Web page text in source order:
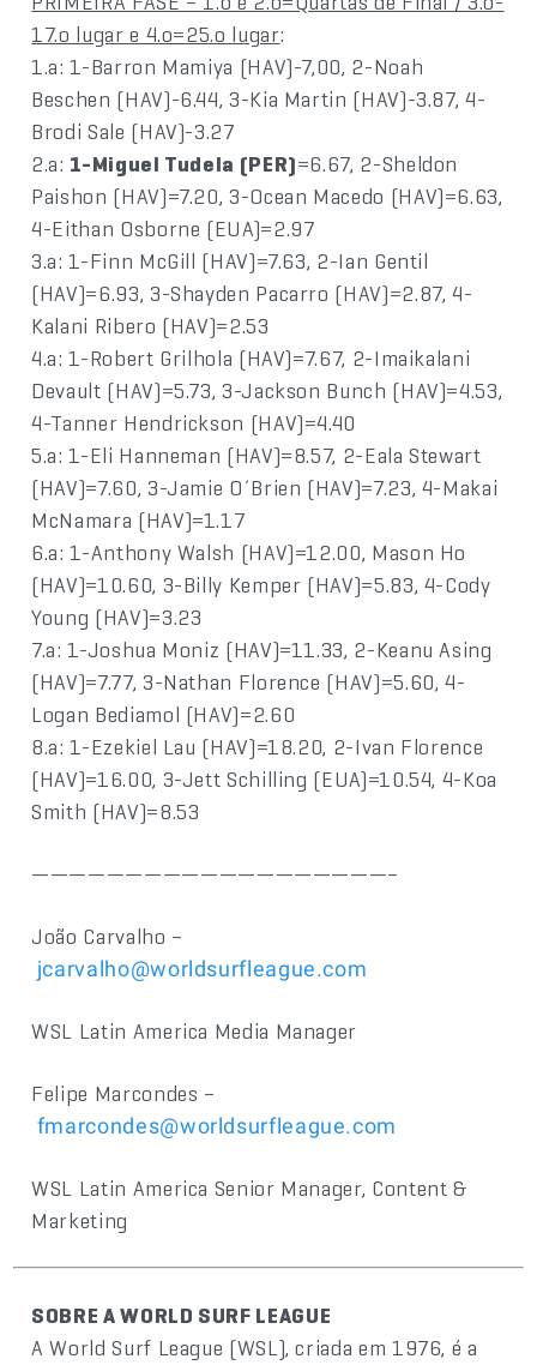
17.o lugar e 4.o=25.o lugar:
1.a: 1-Barron Mamiya (HAV)-7,00, 2-Noah
Beschen (HAV)-6.44, 3-Kia Martin (HAV)-3.87, 4-
Brodi Sale (HAV)-3.27
2.a: 1-Miguel Tudela (PER)=6.67, 2-Sheldon
Paishon (HAV)=7.20, 3-Ocean Macedo (HAV)=6.63,
4-Eithan Osborne (EUA)=2.97
3.a: 1-Finn McGill (HAV)=7.63, 2-Ian Gentil
(HAV)=6.93, 3-Shayden Pacarro (HAV)=2.87, 4-
Kalani Ribero (HAV)=2.53
4.a: 1-Robert Grilhola (HAV)=7.67, 2-Imaikalani
Devault (HAV)=5.73, 3-Jackson Bunch (HAV)=4.53,
4-Tanner Hendrickson (HAV)=4.40
5.a: 1-Eli Hanneman (HAV)=8.57, 2-Eala Stewart
(HAV)=7.60, 3-Jamie O´Brien (HAV)=7.23, 4-Makai
McNamara (HAV)=1.17
6.a: 1-Anthony Walsh (HAV)=12.00, Mason Ho
(HAV)=10.60, 3-Billy Kemper (HAV)=5.83, 4-Cody
Young (HAV)=3.23
7.a: 1-Joshua Moniz (HAV)=11.33, 2-Keanu Asing
(HAV)=7.77, 3-Nathan Florence (HAV)=5.60, 4-
Logan Bediamol (HAV)=2.60
8.a: 1-Ezekiel Lau (HAV)=18.20, 2-Ivan Florence
(HAV)=16.00, 3-Jett Schilling (EUA)=10.54, 4-Koa
Smith (HAV)=8.53
———————————————————–
João Carvalho –
jcarvalho@worldsurfleague.com
WSL Latin America Media Manager
Felipe Marcondes –
fmarcondes@worldsurfleague.com
WSL Latin America Senior Manager, Content &
Marketing
SOBRE A WORLD SURF LEAGUE
A World Surf League (WSL), criada em 1976, é a